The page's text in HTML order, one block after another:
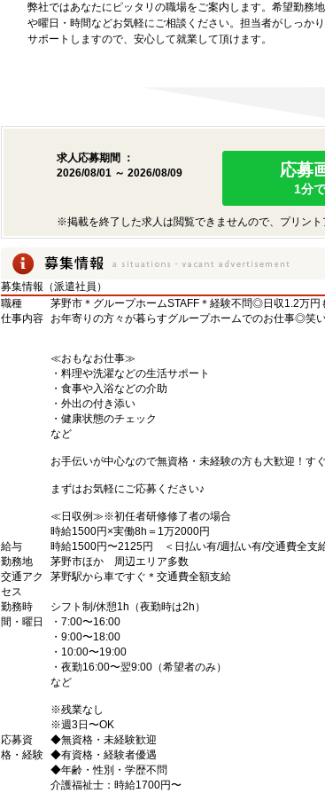
弊社ではあなたにピッタリの職場をご案内します。希望勤務地
や曜日・時間などお気軽にご相談ください。担当者がしっかり
サポートしますので、安心して就業して頂けます。
求人応募期間 ：
2026/08/01 ～ 2026/08/09
応募
1分
※掲載を終了した求人は閲覧できませんので、プリント
募集情報（派遣社員）
職種
茅野市＊グループホームSTAFF＊経験不問◎日収1.2万円
仕事内容
お年寄りの方々が暮らすグループホームでのお仕事◎笑
≪おもなお仕事≫
・料理や洗濯などの生活サポート
・食事や入浴などの介助
・外出の付き添い
・健康状態のチェック
など
お手伝いが中心なので無資格・未経験の方も大歓迎！す
まずはお気軽にご応募ください♪
≪日収例≫※初任者研修修了者の場合
時給1500円×実働8h＝1万2000円
給与
時給1500円〜2125円 ＜日払い有/週払い有/交通費全支
勤務地
茅野市ほか 周辺エリア多数
交通アク
セス
茅野駅から車ですぐ＊交通費全額支給
勤務時
間・曜日
シフト制/休憩1h（夜勤時は2h）
・7:00〜16:00
・9:00〜18:00
・10:00〜19:00
・夜勤16:00〜翌9:00（希望者のみ）
など
※残業なし
※週3日〜OK
応募資
格・経験
◆無資格・未経験歓迎
◆有資格・経験者優遇
◆年齢・性別・学歴不問
介護福祉士：時給1700円〜